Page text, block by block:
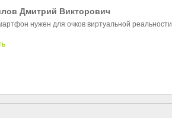
Дмитрий Викторович
нужен для очков виртуальной реальности